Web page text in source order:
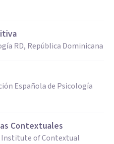
RD, República Dominicana
Española de Psicología
Contextuales
Institute of Contextual